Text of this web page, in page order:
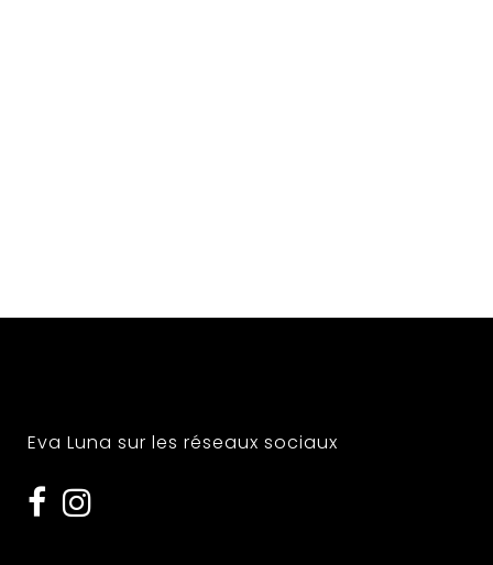
Eva Luna sur les réseaux sociaux